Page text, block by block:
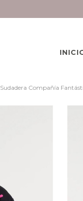
Sudadera Compañía